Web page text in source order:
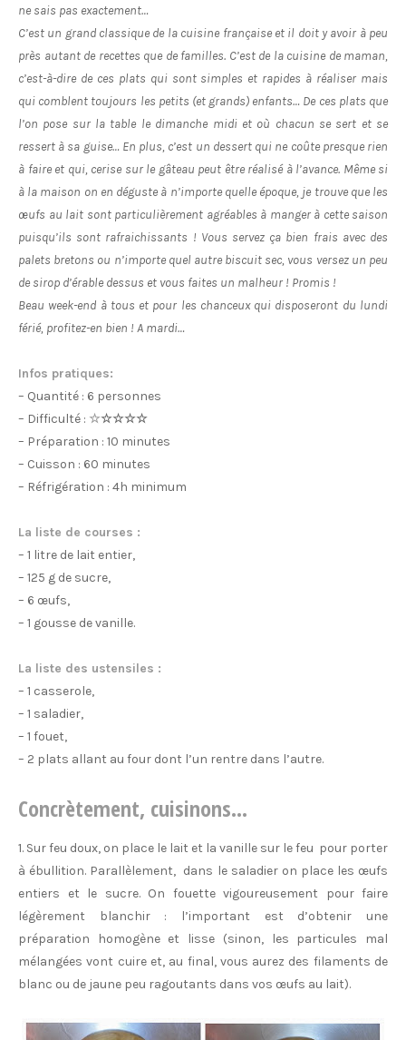
ne sais pas exactement…
C’est un grand classique de la cuisine française et il doit y avoir à peu
près autant de recettes que de familles. C’est de la cuisine de maman,
c’est-à-dire de ces plats qui sont simples et rapides à réaliser mais
qui comblent toujours les petits (et grands) enfants… De ces plats que
l’on pose sur la table le dimanche midi et où chacun se sert et se
ressert à sa guise… En plus, c’est un dessert qui ne coûte presque rien
à faire et qui, cerise sur le gâteau peut être réalisé à l’avance. Même si
à la maison on en déguste à n’importe quelle époque, je trouve que les
œufs au lait sont particulièrement agréables à manger à cette saison
puisqu’ils sont rafraichissants ! Vous servez ça bien frais avec des
palets bretons ou n’importe quel autre biscuit sec, vous versez un peu
de sirop d’érable dessus et vous faites un malheur ! Promis !
Beau week-end à tous et pour les chanceux qui disposeront du lundi
férié, profitez-en bien ! A mardi…
Infos pratiques:
– Quantité : 6 personnes
– Difficulté : ☆☆☆☆☆
– Préparation : 10 minutes
– Cuisson : 60 minutes
– Réfrigération : 4h minimum
La liste de courses :
– 1 litre de lait entier,
– 125 g de sucre,
– 6 œufs,
– 1 gousse de vanille.
La liste des ustensiles :
– 1 casserole,
– 1 saladier,
– 1 fouet,
– 2 plats allant au four dont l’un rentre dans l’autre.
Concrètement, cuisinons…
1. Sur feu doux, on place le lait et la vanille sur le feu pour porter
à ébullition. Parallèlement, dans le saladier on place les œufs
entiers et le sucre. On fouette vigoureusement pour faire
légèrement blanchir : l’important est d’obtenir une
préparation homogène et lisse (sinon, les particules mal
mélangées vont cuire et, au final, vous aurez des filaments de
blanc ou de jaune peu ragoutants dans vos œufs au lait).